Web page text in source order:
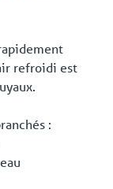
refroidi est
: